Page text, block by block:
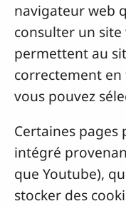
navigateur web
consulter un site
permettent au
correctement
vous pouvez
Certaines
intégré
que Youtube),
stocker des